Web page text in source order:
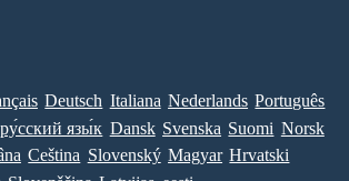
Deutsch Italiana Nederlands Português
ру́сский язы́к Dansk Svenska Suomi Norsk
Ceština Slovenský Magyar Hrvatski